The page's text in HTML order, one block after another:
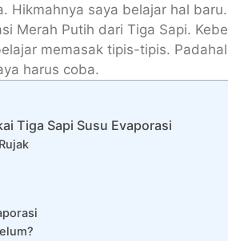
Hikmahnya saya belajar hal
Merah Putih dari Tiga Sapi.
memasak tipis-tipis.
harus coba.
Tiga Sapi Susu Evaporasi